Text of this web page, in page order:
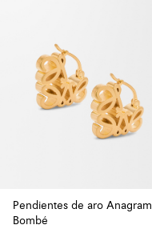
Pendientes de aro Anagram
Bombé